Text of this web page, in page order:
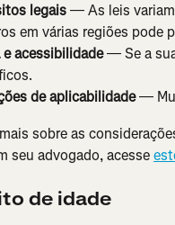
legais — As leis
em várias regiões pode
e acessibilidade — Se a
de aplicabilidade —
sobre as
seu advogado, acesse
de idade